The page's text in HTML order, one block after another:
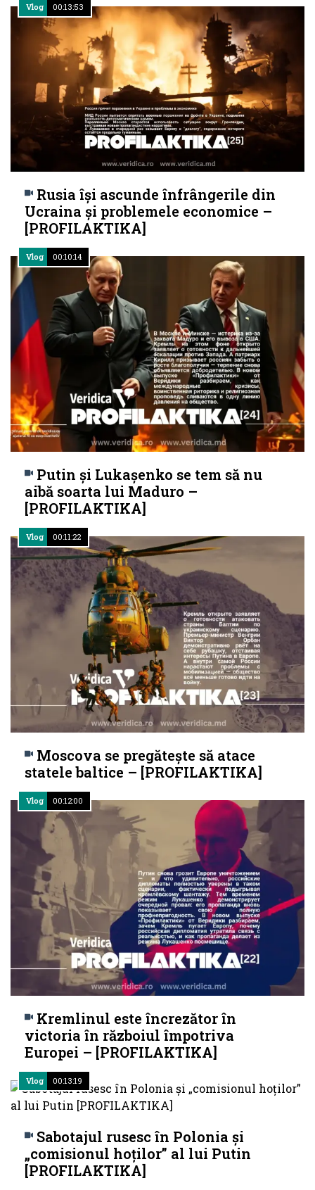
Rusia își ascunde înfrângerile din
Ucraina și problemele economice –
[PROFILAKTIKA]
Vlog 00:13:53
Putin și Lukașenko se tem să nu
aibă soarta lui Maduro –
[PROFILAKTIKA]
Vlog 00:10:14
Moscova se pregătește să atace
statele baltice – [PROFILAKTIKA]
Vlog 00:11:22
Kremlinul este încrezător în
victoria în războiul împotriva
Europei – [PROFILAKTIKA]
Vlog 00:12:00
Sabotajul rusesc în Polonia și
„comisionul hoților” al lui Putin
[PROFILAKTIKA]
Vlog 00:13:19